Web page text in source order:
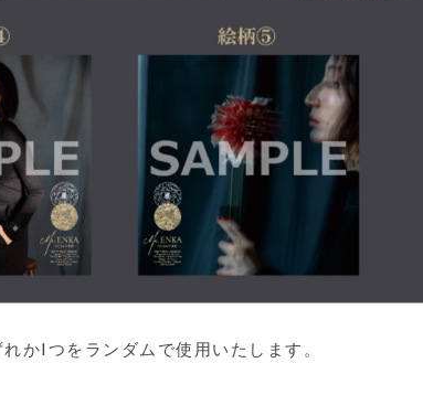
1つをランダムで使用いたします。